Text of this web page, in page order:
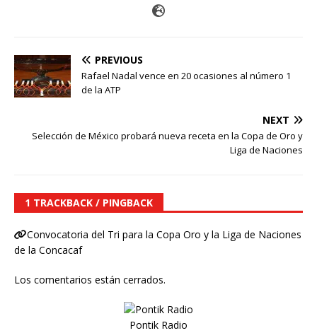
PREVIOUS
Rafael Nadal vence en 20 ocasiones al número 1
de la ATP
NEXT
Selección de México probará nueva receta en la Copa de Oro y
Liga de Naciones
1 TRACKBACK / PINGBACK
Convocatoria del Tri para la Copa Oro y la Liga de Naciones
de la Concacaf
Los comentarios están cerrados.
Pontik Radio